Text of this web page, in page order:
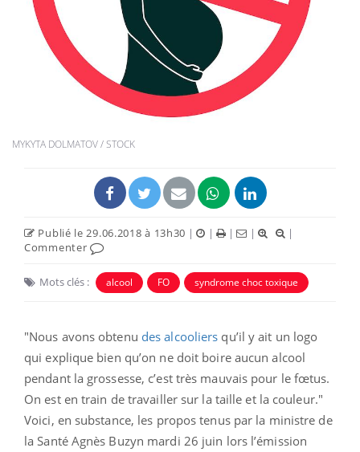
MYKYTA DOLMATOV / STOCK
Publié le 29.06.2018 à 13h30 | | | |
|
Commenter
Mots clés : alcool FO syndrome choc toxique
"Nous avons obtenu des alcooliers qu’il y ait un logo
qui explique bien qu’on ne doit boire aucun alcool
pendant la grossesse, c’est très mauvais pour le fœtus.
On est en train de travailler sur la taille et la couleur."
Voici, en substance, les propos tenus par la ministre de
la Santé Agnès Buzyn mardi 26 juin lors l’émission